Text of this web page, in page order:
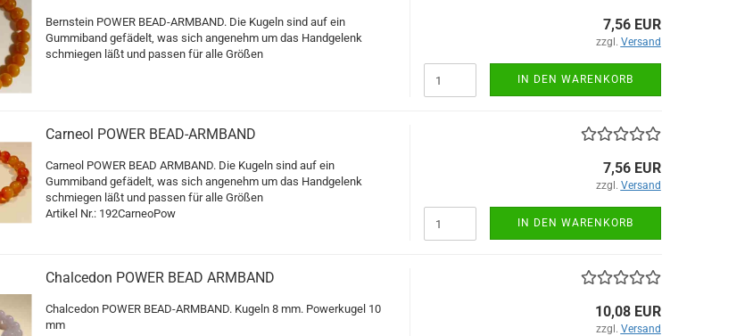
Bernstein POWER BEAD-ARMBAND. Die Kugeln sind auf ein
Gummiband gefädelt, was sich angenehm um das Handgelenk
schmiegen läßt und passen für alle Größen
7,56 EUR
zzgl. Versand
IN DEN WARENKORB
Carneol POWER BEAD-ARMBAND
Carneol POWER BEAD ARMBAND. Die Kugeln sind auf ein
Gummiband gefädelt, was sich angenehm um das Handgelenk
schmiegen läßt und passen für alle Größen
Artikel Nr.: 192CarneoPow
7,56 EUR
zzgl. Versand
IN DEN WARENKORB
Chalcedon POWER BEAD ARMBAND
Chalcedon POWER BEAD-ARMBAND. Kugeln 8 mm. Powerkugel 10
mm
10,08 EUR
zzgl. Versand